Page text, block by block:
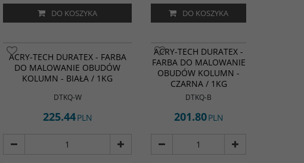
DO KOSZYKA DO KOSZYKA
ACRY-TECH DURATEX - FARBA
DO MALOWANIE OBUDÓW
KOLUMN - BIAŁA / 1KG
DTKQ-W
225.44PLN
ACRY-TECH DURATEX -
FARBA DO MALOWANIE
OBUDÓW KOLUMN -
CZARNA / 1KG
DTKQ-B
201.80PLN